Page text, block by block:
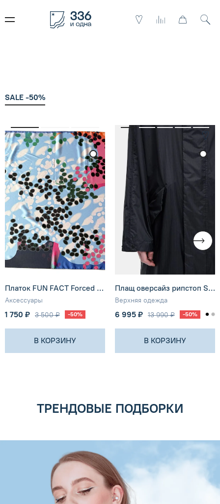
SALE -50%
Платок FUN FACT Forced Fun Community Россия
Аксессуары
1 750 ₽ 3 500 ₽ -50%
В КОРЗИНУ
Плащ оверсайз рипстоп SHU
Верхняя одежда
6 995 ₽ 13 990 ₽ -50%
В КОРЗИНУ
ТРЕНДОВЫЕ ПОДБОРКИ